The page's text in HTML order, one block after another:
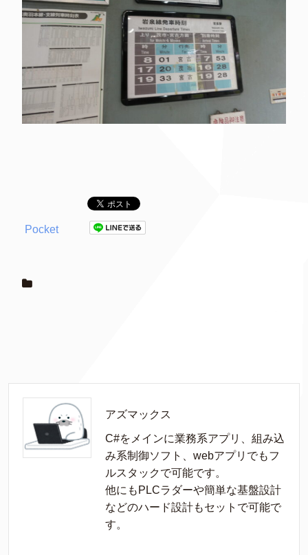
Pocket
アズマックス
C#をメインに業務系アプリ、組み込
み系制御ソフト、webアプリでもフ
ルスタックで可能です。
他にもPLCラダーや簡単な基盤設計
などのハード設計もセットで可能で
す。